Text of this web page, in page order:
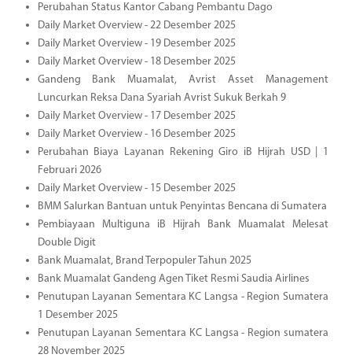
Perubahan Status Kantor Cabang Pembantu Dago
Daily Market Overview - 22 Desember 2025
Daily Market Overview - 19 Desember 2025
Daily Market Overview - 18 Desember 2025
Gandeng Bank Muamalat, Avrist Asset Management
Luncurkan Reksa Dana Syariah Avrist Sukuk Berkah 9
Daily Market Overview - 17 Desember 2025
Daily Market Overview - 16 Desember 2025
Perubahan Biaya Layanan Rekening Giro iB Hijrah USD | 1
Februari 2026
Daily Market Overview - 15 Desember 2025
BMM Salurkan Bantuan untuk Penyintas Bencana di Sumatera
Pembiayaan Multiguna iB Hijrah Bank Muamalat Melesat
Double Digit
Bank Muamalat, Brand Terpopuler Tahun 2025
Bank Muamalat Gandeng Agen Tiket Resmi Saudia Airlines
Penutupan Layanan Sementara KC Langsa - Region Sumatera
1 Desember 2025
Penutupan Layanan Sementara KC Langsa - Region sumatera
28 November 2025